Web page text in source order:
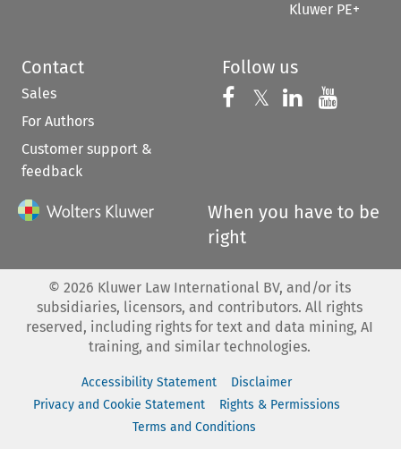
Kluwer PE+
Contact
Sales
For Authors
Customer support &
feedback
Follow us
Follow us on
𝕏 Follow us on
Follow us
When you have to be
right
© 2026 Kluwer Law International BV, and/or its
subsidiaries, licensors, and contributors. All rights
reserved, including rights for text and data mining, AI
training, and similar technologies.
Accessibility Statement
Disclaimer
Privacy and Cookie Statement
Rights & Permissions
Terms and Conditions